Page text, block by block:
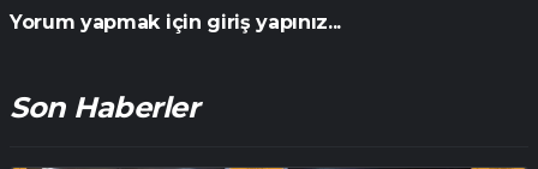
Yorum yapmak için giriş yapınız...
Son Haberler